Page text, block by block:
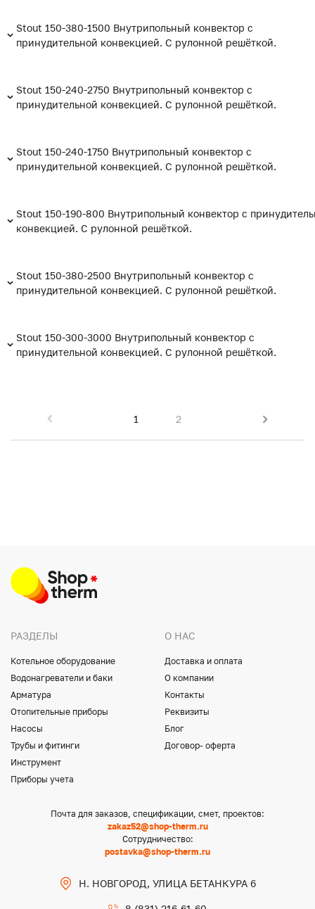
Stout 150-380-1500 Внутрипольный конвектор с
принудительной конвекцией. С рулонной решёткой.
Stout 150-240-2750 Внутрипольный конвектор с
принудительной конвекцией. С рулонной решёткой.
Stout 150-240-1750 Внутрипольный конвектор с
принудительной конвекцией. С рулонной решёткой.
Stout 150-190-800 Внутрипольный конвектор с
конвекцией. С рулонной решёткой.
Stout 150-380-2500 Внутрипольный конвектор с
принудительной конвекцией. С рулонной решёткой.
Stout 150-300-3000 Внутрипольный конвектор с
принудительной конвекцией. С рулонной решёткой.
1 2
РАЗДЕЛЫ
Котельное оборудование
Водонагреватели и баки
Арматура
Отопительные приборы
Насосы
Трубы и фитинги
Инструмент
Приборы учета
О НАС
Доставка и оплата
О компании
Контакты
Реквизиты
Блог
Договор- оферта
Почта для заказов, спецификации, смет, проектов:
zakaz52@shop-therm.ru
Сотрудничество:
postavka@shop-therm.ru
Н. НОВГОРОД, УЛИЦА БЕТАНКУРА 6